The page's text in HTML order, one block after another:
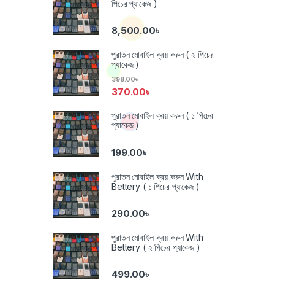
পিচের প্যাকেজ )
8,500.00৳
পুরাতন মোবাইল ক্রয় করুন ( ২ পিচের
প্যাকেজ )
370.00৳
398.00৳
পুরাতন মোবাইল ক্রয় করুন ( ১ পিচের
প্যাকেজ )
199.00৳
পুরাতন মোবাইল ক্রয় করুন With
Bettery ( ১ পিচের প্যাকেজ )
290.00৳
পুরাতন মোবাইল ক্রয় করুন With
Bettery ( ২ পিচের প্যাকেজ )
499.00৳